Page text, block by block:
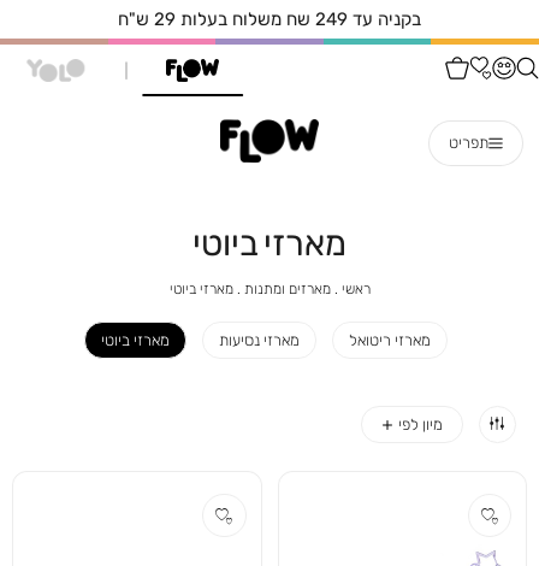
בקניה עד 249 שח משלוח בעלות 29 ש"ח
תפריט
מארזי ביוטי
ראשי ראשי
מארזים ומתנות
מארזים
מארזי ביוטי
מארזי ריטואל מארזי נסיעות מארזי ביוטי